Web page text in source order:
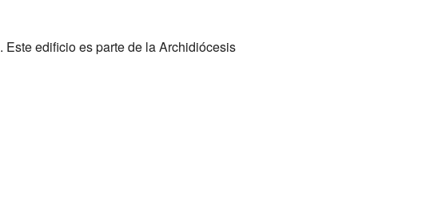
. Este edificio es parte de la Archidiócesis